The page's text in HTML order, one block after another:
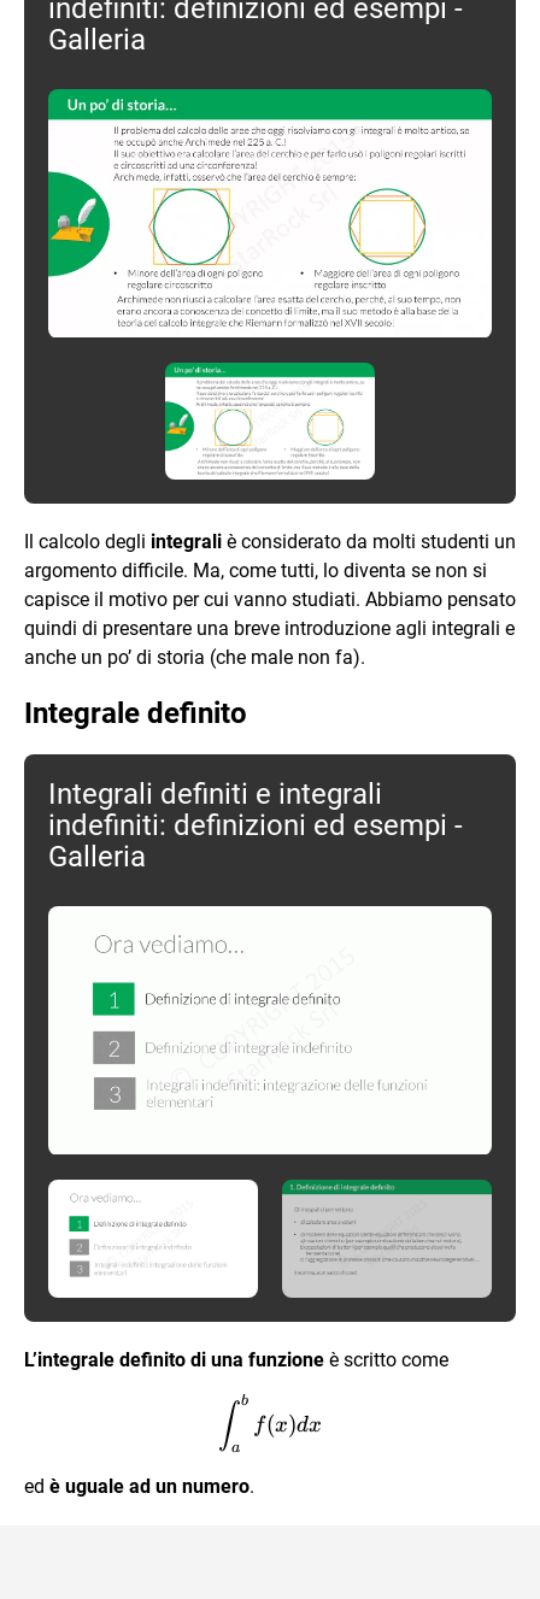
indefiniti: definizioni ed esempi -
Galleria
Il calcolo degli integrali è considerato da molti studenti un
argomento difficile. Ma, come tutti, lo diventa se non si
capisce il motivo per cui vanno studiati. Abbiamo pensato
quindi di presentare una breve introduzione agli integrali e
anche un po’ di storia (che male non fa).
Integrale definito
Integrali definiti e integrali
indefiniti: definizioni ed esempi -
Galleria
L’integrale definito di una funzione è scritto come
\int_a^b f(x) dx
∫a
b
f(x)dx
ed è uguale ad un numero.